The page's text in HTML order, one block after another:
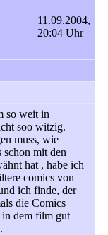
11.09.2004,
20:04 Uhr
so weit in
soo witzig.
muss, wie
schon mit den
hat , habe ich
comics von
ich finde, der
die Comics
in dem film gut